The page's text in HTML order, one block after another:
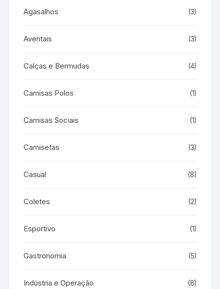
Agasalhos (3)
Aventais (3)
Calças e Bermudas (4)
Camisas Polos (1)
Camisas Sociais (1)
Camisetas (3)
Casual (8)
Coletes (2)
Esportivo (1)
Gastronomia (5)
Indústria e Operação (8)